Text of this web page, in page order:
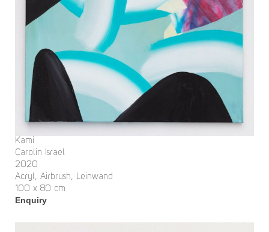
Kami
Carolin Israel
2020
Acryl, Airbrush, Leinwand
100 x 80 cm
Enquiry